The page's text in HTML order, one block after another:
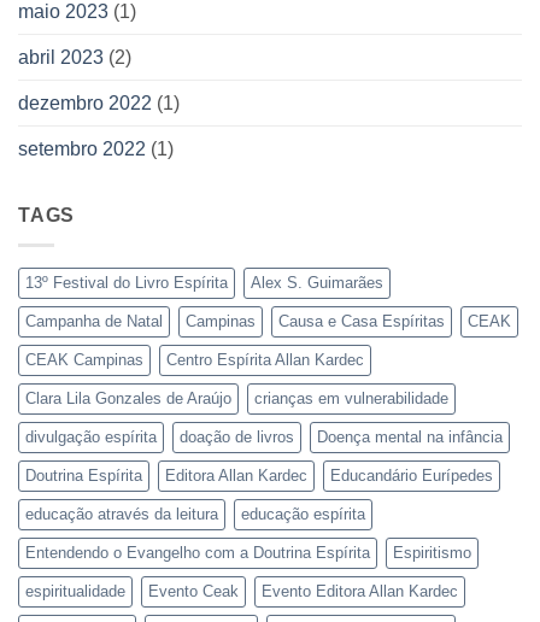
maio 2023 (1)
abril 2023 (2)
dezembro 2022 (1)
setembro 2022 (1)
TAGS
13º Festival do Livro Espírita Alex S. Guimarães
Campanha de Natal Campinas Causa e Casa Espíritas CEAK
CEAK Campinas Centro Espírita Allan Kardec
Clara Lila Gonzales de Araújo crianças em vulnerabilidade
divulgação espírita doação de livros Doença mental na infância
Doutrina Espírita Editora Allan Kardec Educandário Eurípedes
educação através da leitura educação espírita
Entendendo o Evangelho com a Doutrina Espírita Espiritismo
espiritualidade Evento Ceak Evento Editora Allan Kardec